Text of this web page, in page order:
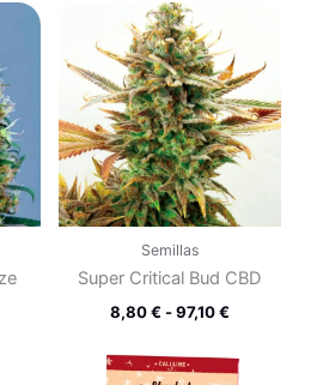
€
€
Semillas
Super Critical Bud CBD
8,80€ - 97,10€
precios:
desde
8,80 €
hasta
97,10 €
de